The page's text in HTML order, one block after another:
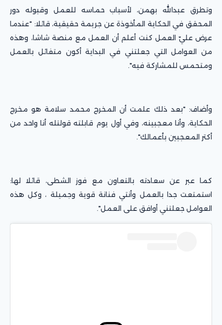
وتطرق عبدالله بهمن، لأسباب حماسه للعمل وقبوله دور
المحقق في الحكاية المأخوذة عن جريمة حقيقية، قائلا: "عندما
عرض عليّ العمل كنت أعلم أن العمل مع منصة شاشا، وهذه
من العوامل التي جعلتني في البداية أكون متفائل بالعمل
ومتحمس للمشاركة فيه".
وأضاف: "بعد ذلك علمت أن المخرج محمد سلامة هو مخرج
الحكاية، وأنا معجبينه، وفي أول يوم قابلته قولتله أنا واحد من
أكتر المعجبين بأعمالك".
كما عبر عن سعادته بالتعاون مع فوز الشطى، قائلا لها:
استمتعت جدا بالعمل وأنتي فنانة قوية وجميلة ، وكل هذه
العوامل جعلتني أوافق على العمل".